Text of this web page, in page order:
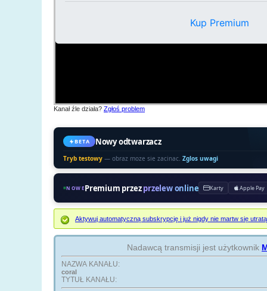
Kanał źle działa? Zgłoś problem
BETA Nowy odtwarzacz
Tryb testowy — obraz moze sie zacinac. Zglos uwagi
NOWEPremium przezprzelew online Karty Apple Pay
Aktywuj automatyczną subskrypcję i już nigdy nie martw się
Nadawcą transmisji jest użytkownik
NAZWA KANAŁU:
coral
TYTUŁ KANAŁU: